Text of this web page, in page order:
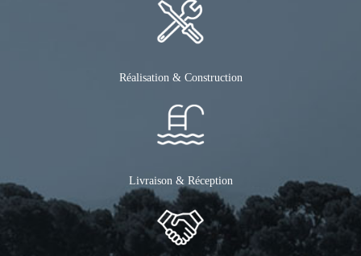
Réalisation & Construction
Livraison & Réception